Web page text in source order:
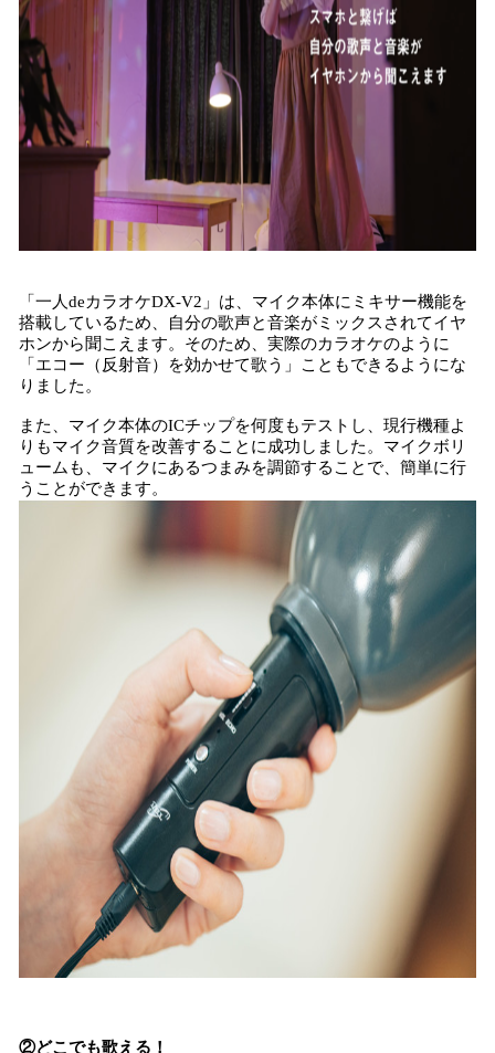
「一人deカラオケDX-V2」は、マイク本体にミキサー機能を
搭載しているため、自分の歌声と音楽がミックスされてイヤ
ホンから聞こえます。そのため、実際のカラオケのように
「エコー（反射音）を効かせて歌う」こともできるようにな
りました。
また、マイク本体のICチップを何度もテストし、現行機種よ
りもマイク音質を改善することに成功しました。マイクボリ
ュームも、マイクにあるつまみを調節することで、簡単に行
うことができます。
②どこでも歌える！